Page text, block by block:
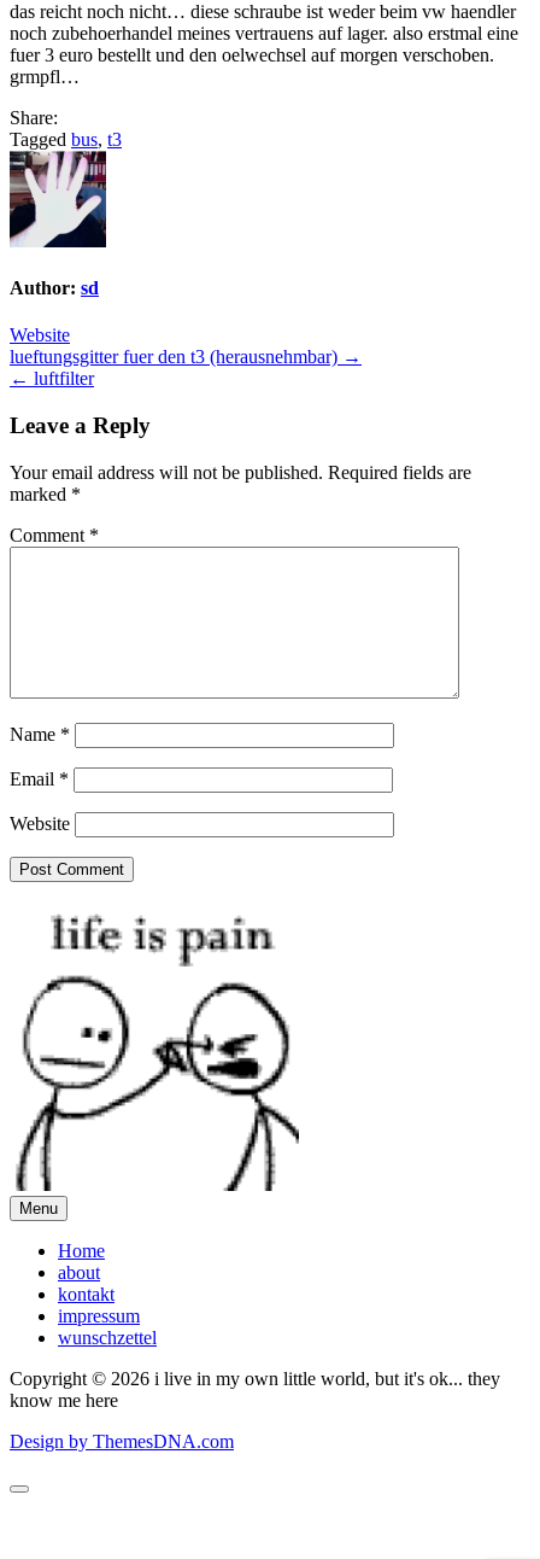
das reicht noch nicht… diese schraube ist weder beim vw haendler
noch zubehoerhandel meines vertrauens auf lager. also erstmal eine
fuer 3 euro bestellt und den oelwechsel auf morgen verschoben.
grmpfl…
Share:
Tagged bus, t3
Author: sd
Website
Post
navigation
lueftungsgitter fuer den t3 (herausnehmbar) →
← luftfilter
Leave a Reply
Your email address will not be published. Required fields are
marked *
Comment *
Name *
Email *
Website
Menu
Home
about
kontakt
impressum
wunschzettel
Copyright © 2026 i live in my own little world, but it's ok... they
know me here
Design by ThemesDNA.com
Scroll